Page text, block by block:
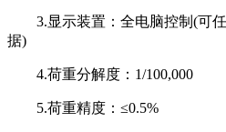
3.显示装置：全电脑控制(可任
据)
4.荷重分解度：1/100,000
5.荷重精度：≤0.5%